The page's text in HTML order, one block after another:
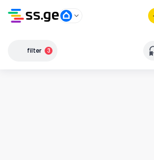
filter 3